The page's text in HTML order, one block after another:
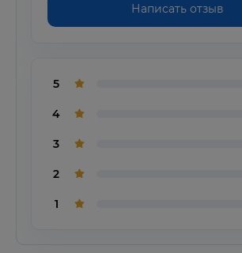
Написать отзыв
5
4
3
2
1